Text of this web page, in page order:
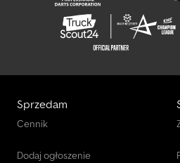
Sprzedam
Cennik
Dodaj ogłoszenie